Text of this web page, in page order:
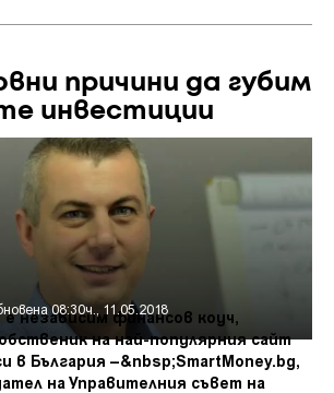
причини да губим
инвестиции
08:30ч., 11.05.2018
независим финансов коуч,
на най-популярния сайт
в България –&nbsp;SmartMoney.bg,
на Управителния съвет на